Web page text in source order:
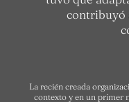
contribuyó
La recién creada
contexto y en un primer